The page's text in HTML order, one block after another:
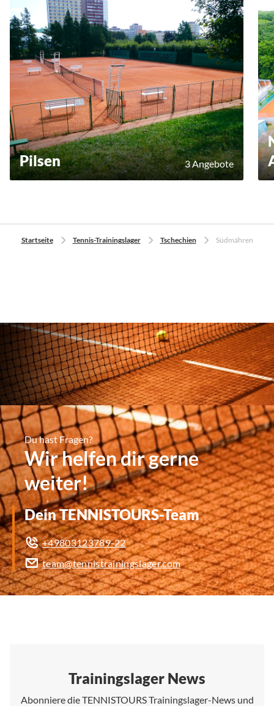
Pilsen 3 Angebote
Startseite Tennis-Trainingslager Tschechien Südmähren
Du hast Fragen?
Wir helfen dir gerne
weiter!
Dein TENNISTOURS-Team
+49803123789-22
team@tennistrainingslager.com
Trainingslager News
Abonniere die TENNISTOURS Trainingslager-News und